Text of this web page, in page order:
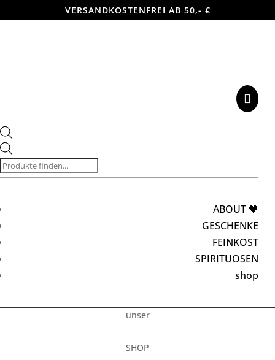
VERSANDKOSTENFREI AB 50,- €
ABOUT 🖤
GESCHENKE
FEINKOST
SPIRITUOSEN
shop
search

unser
SHOP